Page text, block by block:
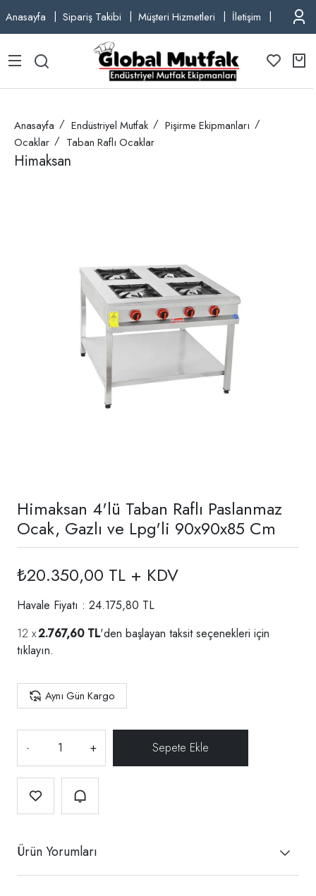
Anasayfa Sipariş Takibi Müşteri Hizmetleri İletişim TEL:
Anasayfa Endüstriyel Mutfak
Pişirme Ekipmanları
Ocaklar
Taban Raflı Ocaklar
Himaksan
Himaksan 4'lü Taban Raflı Paslanmaz
Ocak, Gazlı ve Lpg'li 90x90x85 Cm
₺20.350,00 TL + KDV
Havale Fiyatı : 24.175,80 TL
2.767,60 TL'den başlayan taksit seçenekleri için
tıklayın.
Aynı Gün Kargo
- +
Ürün Yorumları